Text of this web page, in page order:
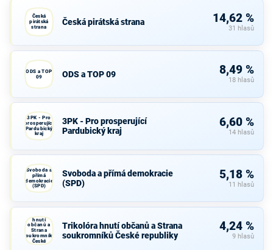
Česká
pirátská
strana
Česká pirátská strana 14,62 %
31 hlasů
ODS a TOP
09
ODS a TOP 09 8,49 %
18 hlasů
3PK - Pro
prosperující
Pardubický
kraj
3PK - Pro prosperující
Pardubický kraj
6,60 %
14 hlasů
Svoboda a
přímá
demokracie
(SPD)
Svoboda a přímá demokracie
(SPD)
5,18 %
11 hlasů
hnutí
občanů a
Strana
soukromníků
České
republiky
Trikolóra hnutí občanů a Strana
soukromníků České republiky
4,24 %
9 hlasů